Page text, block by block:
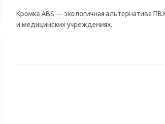
Кромка ABS — экологичная альтернатива
и медицинских учреждениях.